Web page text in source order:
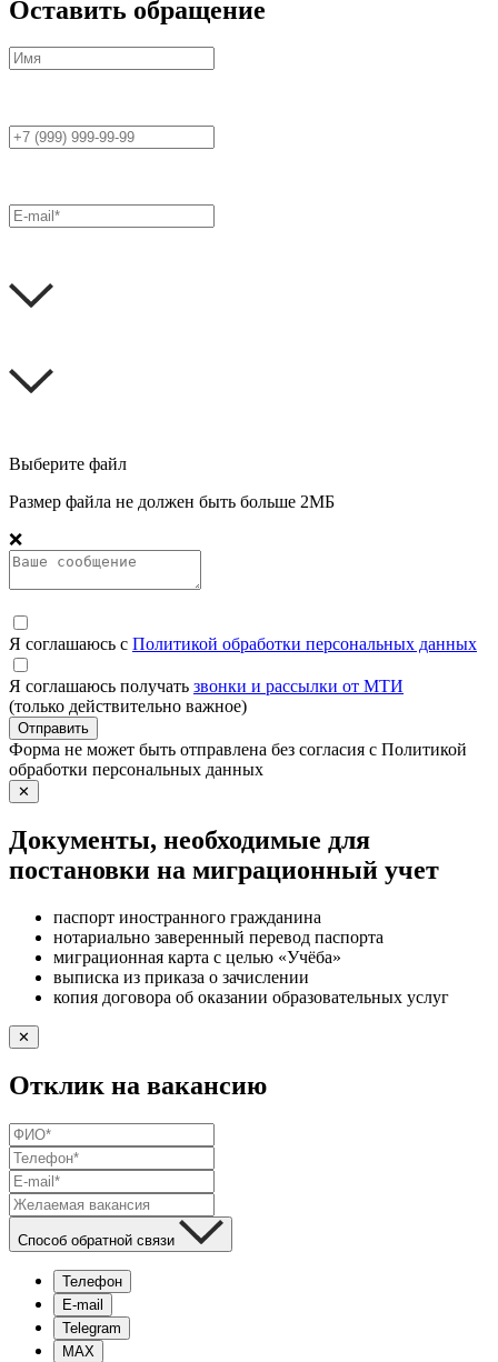
Оставить обращение
Выберите файл
Размер файла не должен быть больше 2МБ
❌
Я соглашаюсь с Политикой обработки персональных данных
Я соглашаюсь получать звонки и рассылки от МТИ
(только действительно важное)
Отправить
Форма не может быть отправлена без согласия с Политикой
обработки персональных данных
✕
Документы, необходимые для
постановки на миграционный учет
паспорт иностранного гражданина
нотариально заверенный перевод паспорта
миграционная карта с целью «Учёба»
выписка из приказа о зачислении
копия договора об оказании образовательных услуг
✕
Отклик на вакансию
Способ обратной связи
Телефон
E-mail
Telegram
MAX